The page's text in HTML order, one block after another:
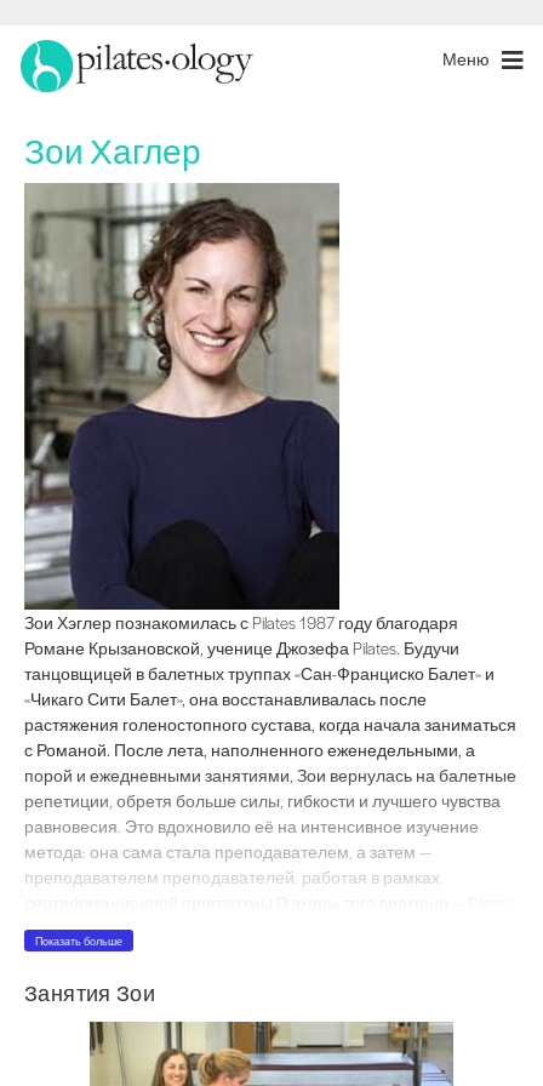
Меню
Зои Хаглер
Зои Хэглер познакомилась с Pilates 1987 году благодаря Романе
Зои Хэглер познакомилась с Pilates 1987 году благодаря
Романе Крызановской, ученице Джозефа Pilates. Будучи
танцовщицей в балетных труппах «Сан-Франциско Балет» и
«Чикаго Сити Балет», она восстанавливалась после
растяжения голеностопного сустава, когда начала заниматься
с Романой. После лета, наполненного еженедельными, а
порой и ежедневными занятиями, Зои вернулась на балетные
репетиции, обретя больше силы, гибкости и лучшего чувства
равновесия. Это вдохновило её на интенсивное изучение
метода: она сама стала преподавателем, а затем —
преподавателем преподавателей, работая в рамках
of New York».
Pilates бесчисленным множеством клиентов, учеников и
инструкторов по всей стране. Она стремится сохранить
классический Pilates и уделяет большое внимание подбору
высококвалифицированных сертифицированных
Показать больше
Занятия Зои